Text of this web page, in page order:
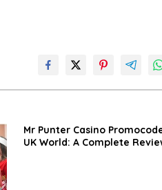
Mr Punter Casino
UK World: A Complete